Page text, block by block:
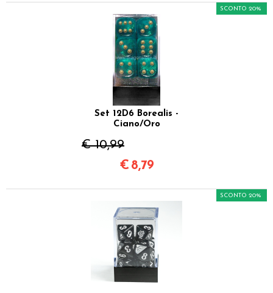
Set 12D6 Borealis -
Ciano/Oro
€ 10,99
SCONTO 20%
€ 8,79
SCONTO 20%